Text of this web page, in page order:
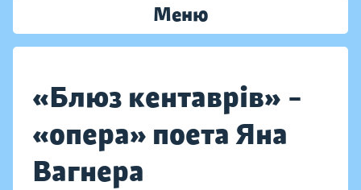
Меню
«Блюз кентаврів» –
«опера» поета Яна
Вагнера